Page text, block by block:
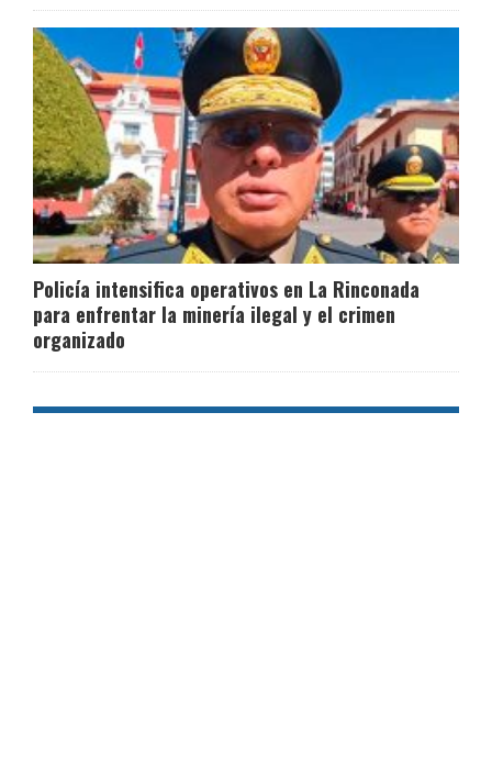
Policía intensifica operativos en La Rinconada
para enfrentar la minería ilegal y el crimen
organizado